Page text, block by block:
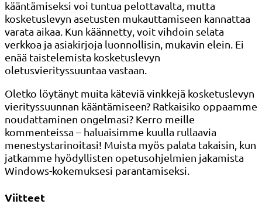
kääntämiseksi voi tuntua pelottavalta, mutta
kosketuslevyn asetusten mukauttamiseen kannattaa
varata aikaa. Kun käännetty, voit vihdoin selata
verkkoa ja asiakirjoja luonnollisin, mukavin elein. Ei
enää taistelemista kosketuslevyn
oletusvierityssuuntaa vastaan.
Oletko löytänyt muita käteviä vinkkejä kosketuslevyn
vierityssuunnan kääntämiseen? Ratkaisiko oppaamme
noudattaminen ongelmasi? Kerro meille
kommenteissa – haluaisimme kuulla rullaavia
menestystarinoitasi! Muista myös palata takaisin, kun
jatkamme hyödyllisten opetusohjelmien jakamista
Windows-kokemuksesi parantamiseksi.
Viitteet